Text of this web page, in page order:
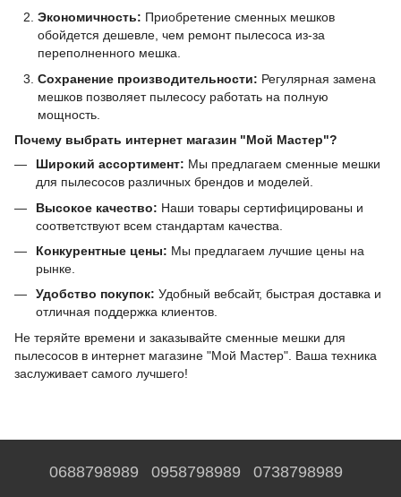
Экономичность: Приобретение сменных мешков
обойдется дешевле, чем ремонт пылесоса из-за
переполненного мешка.
Сохранение производительности: Регулярная замена
мешков позволяет пылесосу работать на полную
мощность.
Почему выбрать интернет магазин "Мой Мастер"?
Широкий ассортимент: Мы предлагаем сменные мешки
для пылесосов различных брендов и моделей.
Высокое качество: Наши товары сертифицированы и
соответствуют всем стандартам качества.
Конкурентные цены: Мы предлагаем лучшие цены на
рынке.
Удобство покупок: Удобный вебсайт, быстрая доставка и
отличная поддержка клиентов.
Не теряйте времени и заказывайте сменные мешки для
пылесосов в интернет магазине "Мой Мастер". Ваша техника
заслуживает самого лучшего!
0688798989 0958798989 0738798989